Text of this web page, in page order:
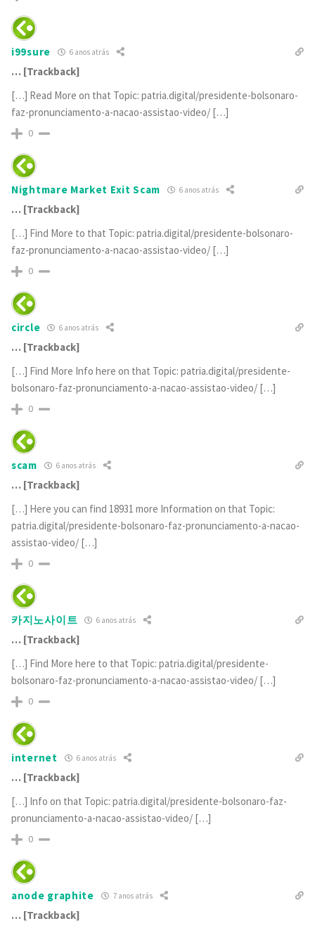
i99sure 6 anos atrás
… [Trackback]
[…] Read More on that Topic: patria.digital/presidente-bolsonaro-
faz-pronunciamento-a-nacao-assistao-video/ […]
0
Nightmare Market Exit Scam 6 anos atrás
… [Trackback]
[…] Find More to that Topic: patria.digital/presidente-bolsonaro-
faz-pronunciamento-a-nacao-assistao-video/ […]
0
circle 6 anos atrás
… [Trackback]
[…] Find More Info here on that Topic: patria.digital/presidente-
bolsonaro-faz-pronunciamento-a-nacao-assistao-video/ […]
0
scam 6 anos atrás
… [Trackback]
[…] Here you can find 18931 more Information on that Topic:
patria.digital/presidente-bolsonaro-faz-pronunciamento-a-nacao-
assistao-video/ […]
0
카지노사이트 6 anos atrás
… [Trackback]
[…] Find More here to that Topic: patria.digital/presidente-
bolsonaro-faz-pronunciamento-a-nacao-assistao-video/ […]
0
internet 6 anos atrás
… [Trackback]
[…] Info on that Topic: patria.digital/presidente-bolsonaro-faz-
pronunciamento-a-nacao-assistao-video/ […]
0
anode graphite 7 anos atrás
… [Trackback]